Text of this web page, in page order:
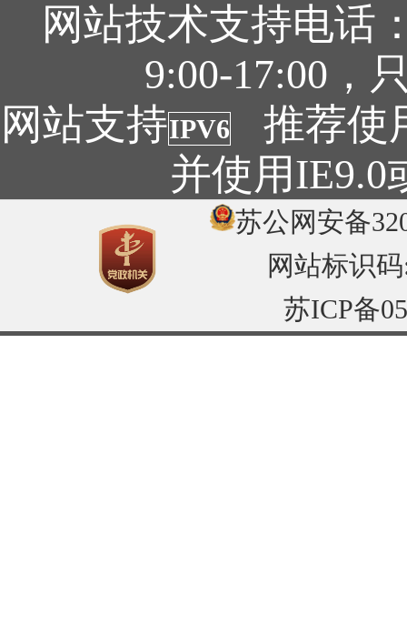
网站技术支持电话
9:00-17:00，
网站支持IPV6推荐使
并使用IE9.0
苏公网安备
网站标识码
苏ICP备